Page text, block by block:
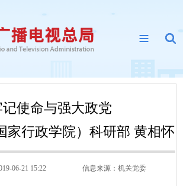
记使命与强大政党
家行政学院）科研部 黄相怀
06-21 15:22 信息来源： 机关党委